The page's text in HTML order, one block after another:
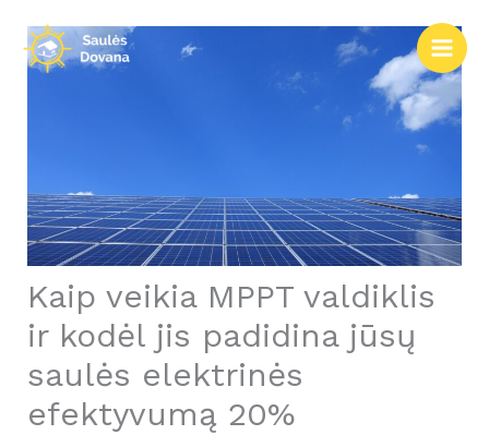
prie
turinio
Kaip veikia MPPT valdiklis
ir kodėl jis padidina jūsų
saulės elektrinės
efektyvumą 20%